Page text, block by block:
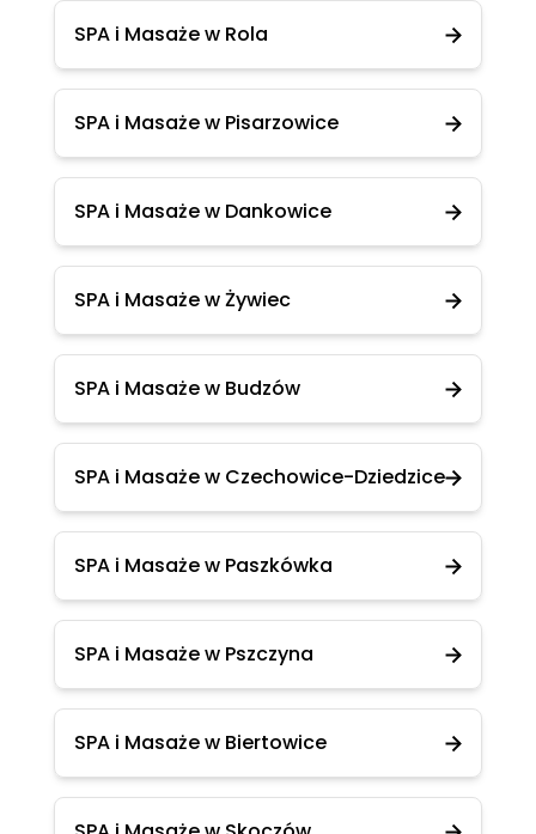
SPA i Masaże w Rola
SPA i Masaże w Pisarzowice
SPA i Masaże w Dankowice
SPA i Masaże w Żywiec
SPA i Masaże w Budzów
SPA i Masaże w Czechowice-Dziedzice
SPA i Masaże w Paszkówka
SPA i Masaże w Pszczyna
SPA i Masaże w Biertowice